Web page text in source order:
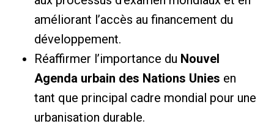
améliorant l’accès au financement du
développement.
Réaffirmer l’importance du Nouvel
Agenda urbain des Nations Unies en
tant que principal cadre mondial pour une
urbanisation durable.